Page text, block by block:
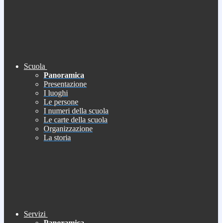
Scuola
Panoramica
Presentazione
I luoghi
Le persone
I numeri della scuola
Le carte della scuola
Organizzazione
La storia
Servizi